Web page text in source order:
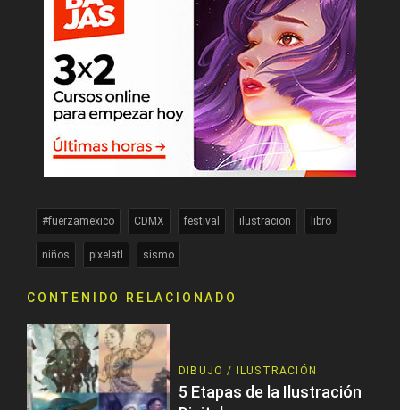
#fuerzamexico CDMX festival ilustracion libro
niños pixelatl sismo
CONTENIDO RELACIONADO
DIBUJO / ILUSTRACIÓN
5 Etapas de la Ilustración